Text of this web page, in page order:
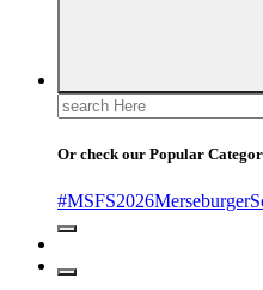
Search
for:
Or check our Popular